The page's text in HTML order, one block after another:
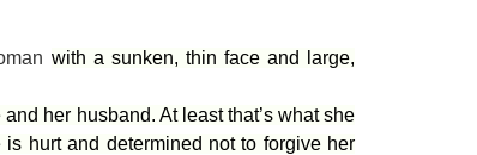
with a sunken, thin face and large,
her husband. At least that’s what she
hurt and determined not to forgive her